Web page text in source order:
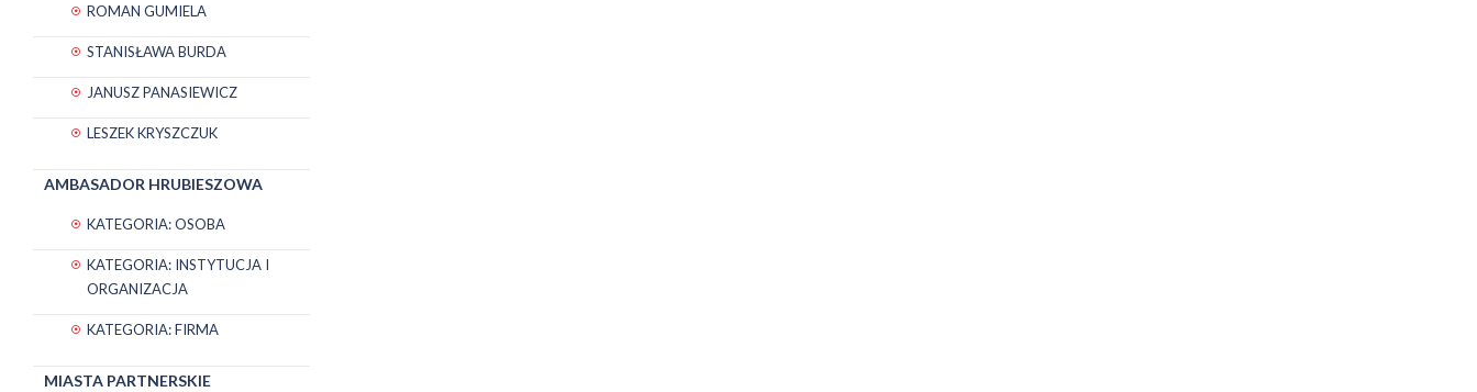
ROMAN GUMIELA
STANISŁAWA BURDA
JANUSZ PANASIEWICZ
LESZEK KRYSZCZUK
AMBASADOR HRUBIESZOWA
KATEGORIA: OSOBA
KATEGORIA: INSTYTUCJA I
ORGANIZACJA
KATEGORIA: FIRMA
MIASTA PARTNERSKIE